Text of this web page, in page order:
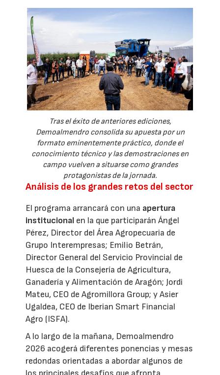
Tras el éxito de anteriores ediciones,
Demoalmendro consolida su apuesta por un
formato eminentemente práctico, donde el
conocimiento técnico y las demostraciones en
campo vuelven a situarse como grandes
protagonistas de la jornada.
Análisis de los grandes retos del sector
El programa arrancará con una apertura
institucional en la que participarán Ángel
Pérez, Director del Área Agropecuaria de
Grupo Interempresas; Emilio Betrán,
Director General del Servicio Provincial de
Huesca de la Consejería de Agricultura,
Ganadería y Alimentación de Aragón; Jordi
Mateu, CEO de Agromillora Group; y Asier
Ugaldea, CEO de Iberian Smart Financial
Agro (ISFA).
A lo largo de la mañana, Demoalmendro
2026 acogerá diferentes ponencias y mesas
redondas orientadas a abordar algunos de